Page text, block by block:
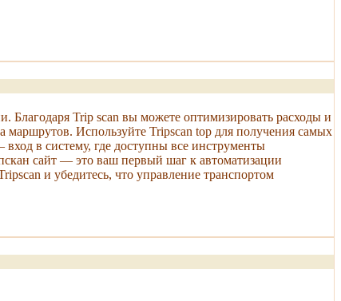
Благодаря Trip scan вы можете оптимизировать расходы и
маршрутов. Используйте Tripscan top для получения самых
в систему, где доступны все инструменты
сайт — это ваш первый шаг к автоматизации
и убедитесь, что управление транспортом